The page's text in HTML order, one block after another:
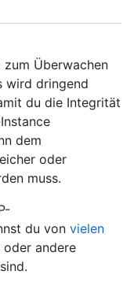
zum Überwachen
wird dringend
du die Integrität
dem
oder
muss.
du von vielen
andere